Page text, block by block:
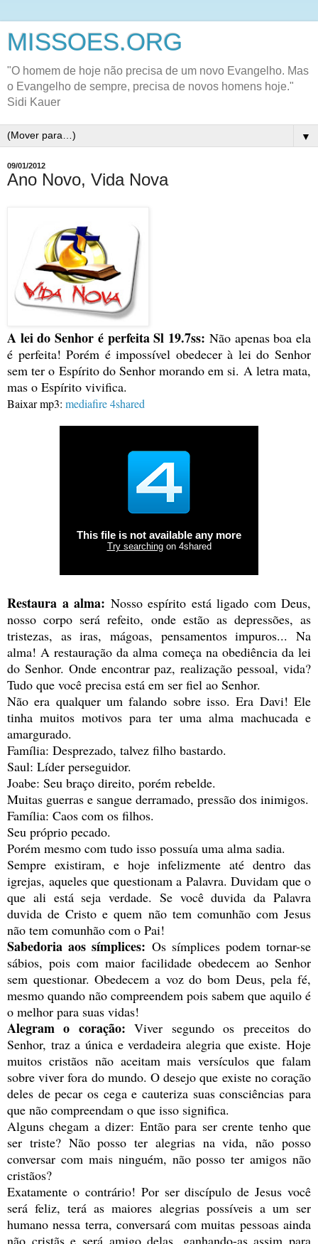
MISSOES.ORG
"O homem de hoje não precisa de um novo Evangelho. Mas
o Evangelho de sempre, precisa de novos homens hoje."
Sidi Kauer
▼
09/01/2012
Ano Novo, Vida Nova
A lei do Senhor é perfeita Sl 19.7ss: Não apenas boa ela
é perfeita! Porém é impossível obedecer à lei do Senhor
sem ter o Espírito do Senhor morando em si. A letra mata,
mas o Espírito vivifica.
Baixar mp3: mediafire4shared
Restaura a alma: Nosso espírito está ligado com Deus,
nosso corpo será refeito, onde estão as depressões, as
tristezas, as iras, mágoas, pensamentos impuros... Na
alma! A restauração da alma começa na obediência da lei
do Senhor. Onde encontrar paz, realização pessoal, vida?
Tudo que você precisa está em ser fiel ao Senhor.
Não era qualquer um falando sobre isso. Era Davi! Ele
tinha muitos motivos para ter uma alma machucada e
amargurado.
Família: Desprezado, talvez filho bastardo.
Saul: Líder perseguidor.
Joabe: Seu braço direito, porém rebelde.
Muitas guerras e sangue derramado, pressão dos inimigos.
Família: Caos com os filhos.
Seu próprio pecado.
Porém mesmo com tudo isso possuía uma alma sadia.
Sempre existiram, e hoje infelizmente até dentro das
igrejas, aqueles que questionam a Palavra. Duvidam que o
que ali está seja verdade. Se você duvida da Palavra
duvida de Cristo e quem não tem comunhão com Jesus
não tem comunhão com o Pai!
Sabedoria aos símplices: Os símplices podem tornar-se
sábios, pois com maior facilidade obedecem ao Senhor
sem questionar. Obedecem a voz do bom Deus, pela fé,
mesmo quando não compreendem pois sabem que aquilo é
o melhor para suas vidas!
Alegram o coração: Viver segundo os preceitos do
Senhor, traz a única e verdadeira alegria que existe. Hoje
muitos cristãos não aceitam mais versículos que falam
sobre viver fora do mundo. O desejo que existe no coração
deles de pecar os cega e cauteriza suas consciências para
que não compreendam o que isso significa.
Alguns chegam a dizer: Então para ser crente tenho que
ser triste? Não posso ter alegrias na vida, não posso
conversar com mais ninguém, não posso ter amigos não
cristãos?
Exatamente o contrário! Por ser discípulo de Jesus você
será feliz, terá as maiores alegrias possíveis a um ser
humano nessa terra, conversará com muitas pessoas ainda
não cristãs e será amigo delas, ganhando-as assim para